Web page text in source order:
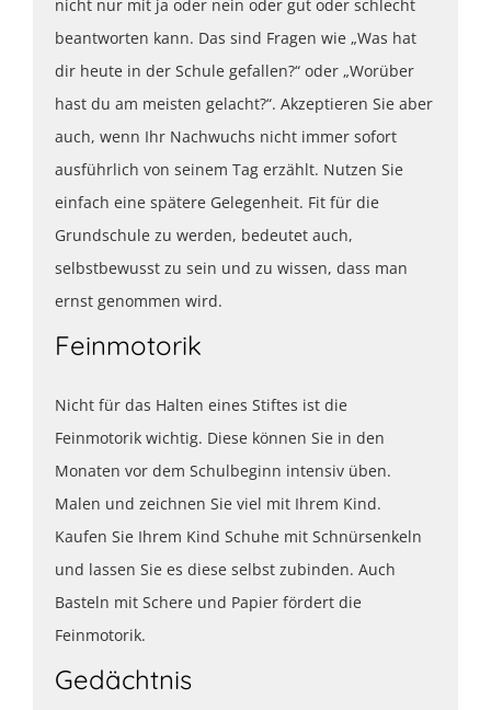
nicht nur mit ja oder nein oder gut oder schlecht
beantworten kann. Das sind Fragen wie „Was hat
dir heute in der Schule gefallen?“ oder „Worüber
hast du am meisten gelacht?“. Akzeptieren Sie aber
auch, wenn Ihr Nachwuchs nicht immer sofort
ausführlich von seinem Tag erzählt. Nutzen Sie
einfach eine spätere Gelegenheit. Fit für die
Grundschule zu werden, bedeutet auch,
selbstbewusst zu sein und zu wissen, dass man
ernst genommen wird.
Feinmotorik
Nicht für das Halten eines Stiftes ist die
Feinmotorik wichtig. Diese können Sie in den
Monaten vor dem Schulbeginn intensiv üben.
Malen und zeichnen Sie viel mit Ihrem Kind.
Kaufen Sie Ihrem Kind Schuhe mit Schnürsenkeln
und lassen Sie es diese selbst zubinden. Auch
Basteln mit Schere und Papier fördert die
Feinmotorik.
Gedächtnis